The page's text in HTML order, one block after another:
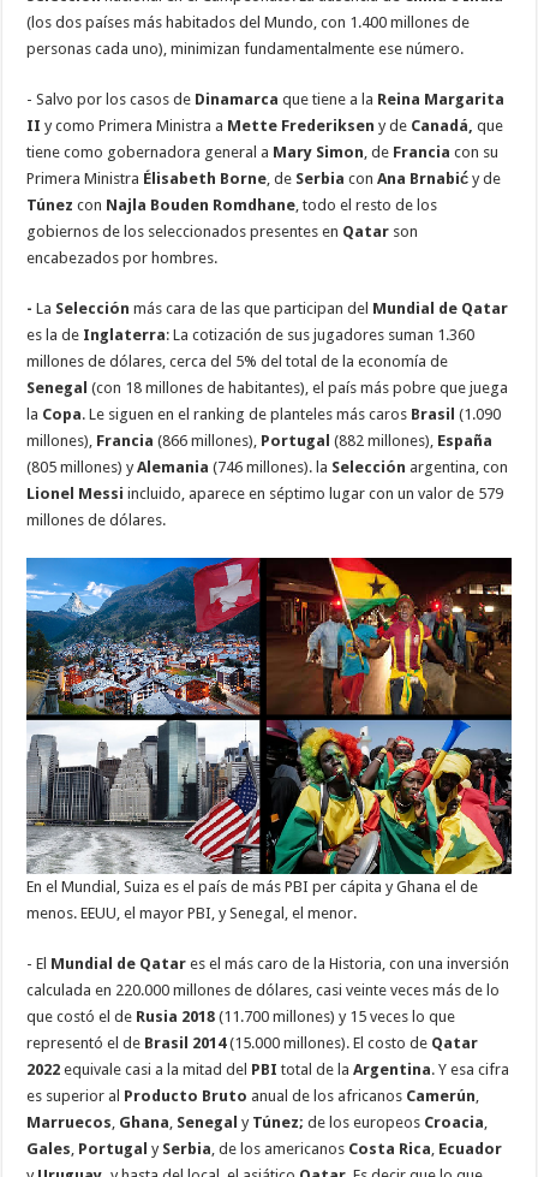
(los dos países más habitados del Mundo, con 1.400 millones de
personas cada uno), minimizan fundamentalmente ese número.
- Salvo por los casos de Dinamarcaque tiene a la Reina Margarita
II y como Primera Ministra a Mette Frederikseny de Canadá, que
tiene como gobernadora general a Mary Simon, de Francia con su
Primera Ministra Élisabeth Borne, de Serbia conAna Brnabićy de
Túnez con Najla Bouden Romdhane, todo el resto de los
gobiernos de los seleccionados presentes en Qatar son
encabezados por hombres.
-La Selección más cara de las que participan del Mundial de Qatar
es la de Inglaterra: La cotización de sus jugadores suman 1.360
millones de dólares, cerca del 5% del total de la economía de
Senegal(con 18 millones de habitantes), el país más pobre que juega
la Copa. Le siguen en el ranking de planteles más caros Brasil(1.090
millones), Francia(866 millones), Portugal (882 millones), España
(805 millones) yAlemania (746 millones). la Selección argentina, con
Lionel Messi incluido, aparece en séptimo lugar con un valor de 579
millones de dólares.
En el Mundial, Suiza es el país de más PBI per cápita y Ghana el de
menos. EEUU, el mayor PBI, y Senegal, el menor.
- El Mundial de Qatar es el más caro de la Historia, con una inversión
calculada en 220.000 millones de dólares, casi veinte veces más de lo
que costó el de Rusia 2018 (11.700 millones) y 15 veces lo que
representó el de Brasil 2014(15.000 millones). El costo de Qatar
2022equivale casi a la mitad del PBI total de laArgentina. Y esa cifra
es superior al Producto Bruto anual de los africanos Camerún,
Marruecos, Ghana, Senegal y Túnez; de los europeos Croacia,
Gales, Portugal y Serbia, de los americanos Costa Rica, Ecuador